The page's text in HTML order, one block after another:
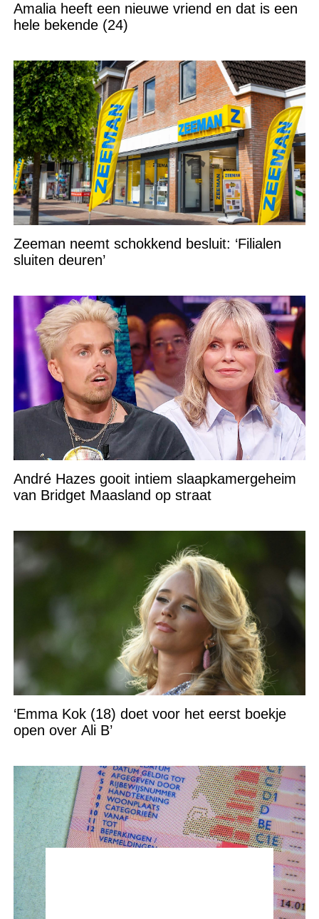
Amalia heeft een nieuwe vriend en dat is een
hele bekende (24)
Zeeman neemt schokkend besluit: ‘Filialen
sluiten deuren’
André Hazes gooit intiem slaapkamergeheim
van Bridget Maasland op straat
‘Emma Kok (18) doet voor het eerst boekje
open over Ali B’